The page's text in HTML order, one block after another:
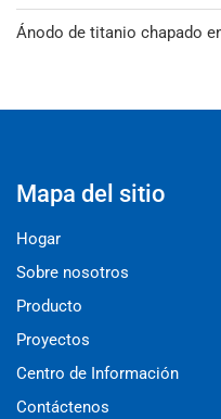
Ánodo de titanio chapado
Mapa del sitio
Hogar
Sobre nosotros
Producto
Proyectos
Centro de Información
Contáctenos